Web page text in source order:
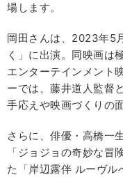
場します。
岡田さんは、2023年5
く」に出演。同映画は
エンターテインメント
ーでは、藤井道人監督
手応えや映画づくりの
さらに、俳優・高橋一
「ジョジョの奇妙な冒
た「岸辺露伴 ルーヴル